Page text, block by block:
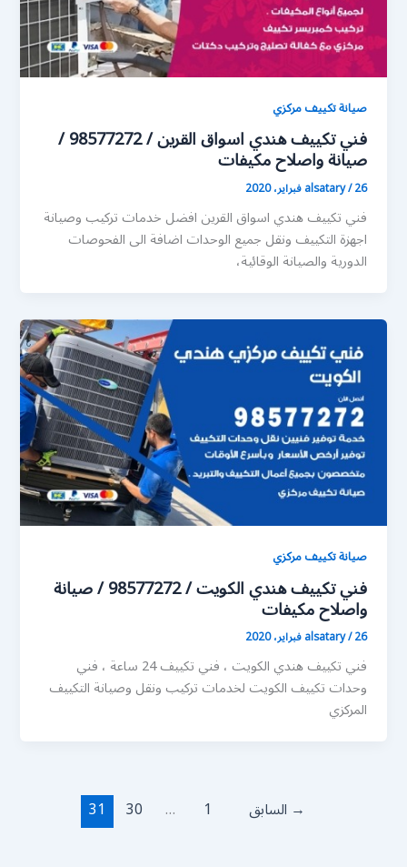
صيانة تكييف مركزي
فني تكييف هندي اسواق القرين / 98577272 /
صيانة واصلاح مكيفات
alsatary/26 فبراير، 2020
فني تكييف هندي اسواق القرين افضل خدمات تركيب وصيانة
اجهزة التكييف ونقل جميع الوحدات اضافة الى الفحوصات
الدورية والصيانة الوقائية،
صيانة تكييف مركزي
فني تكييف هندي الكويت / 98577272 / صيانة
واصلاح مكيفات
alsatary/26 فبراير، 2020
فني تكييف هندي الكويت ، فني تكييف 24 ساعة ، فني
وحدات تكييف الكويت لخدمات تركيب ونقل وصيانة التكييف
المركزي
→ السابق 1
…
30
31